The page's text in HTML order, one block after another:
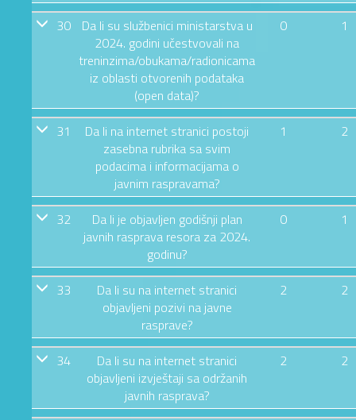
30
Da li su službenici ministarstva u
2024. godini učestvovali na
treninzima/obukama/radionicama
iz oblasti otvorenih podataka
(open data)?
0 1
31
Da li na internet stranici postoji
zasebna rubrika sa svim
podacima i informacijama o
javnim raspravama?
1 2
32
Da li je objavljen godišnji plan
javnih rasprava resora za 2024.
godinu?
0 1
33
Da li su na internet stranici
objavljeni pozivi na javne
rasprave?
2 2
34
Da li su na internet stranici
objavljeni izvještaji sa održanih
javnih rasprava?
2 2